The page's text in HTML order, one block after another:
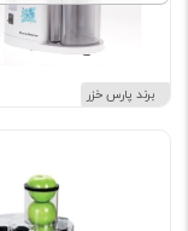
برند پارس خزر